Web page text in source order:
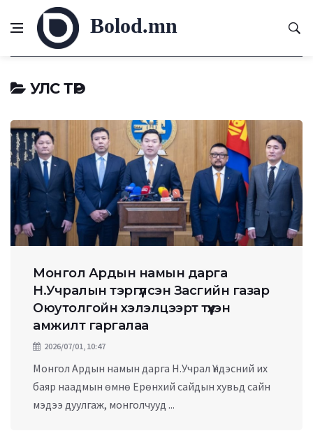
Bolod.mn
УЛС ТӨР
Монгол Ардын намын дарга
Н.Учралын тэргүүлсэн Засгийн газар
Оюутолгойн хэлэлцээрт түүхэн
амжилт гаргалаа
2026/07/01, 10:47
Монгол Ардын намын дарга Н.Учрал Үндэсний их
баяр наадмын өмнө Ерөнхий сайдын хувьд сайн
мэдээ дуулгаж, монголчууд ...